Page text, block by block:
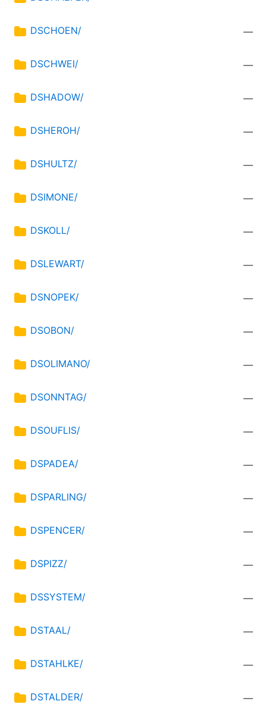
DSCHOEN/ —
DSCHWEI/ —
DSHADOW/ —
DSHEROH/ —
DSHULTZ/ —
DSIMONE/ —
DSKOLL/ —
DSLEWART/ —
DSNOPEK/ —
DSOBON/ —
DSOLIMANO/ —
DSONNTAG/ —
DSOUFLIS/ —
DSPADEA/ —
DSPARLING/ —
DSPENCER/ —
DSPIZZ/ —
DSSYSTEM/ —
DSTAAL/ —
DSTAHLKE/ —
DSTALDER/ —